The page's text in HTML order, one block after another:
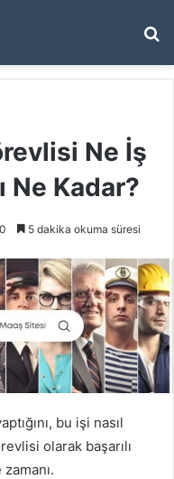
...
Ne İş
Ne Kadar?
0 5 dakika okuma süresi
bu işi nasıl
olarak başarılı